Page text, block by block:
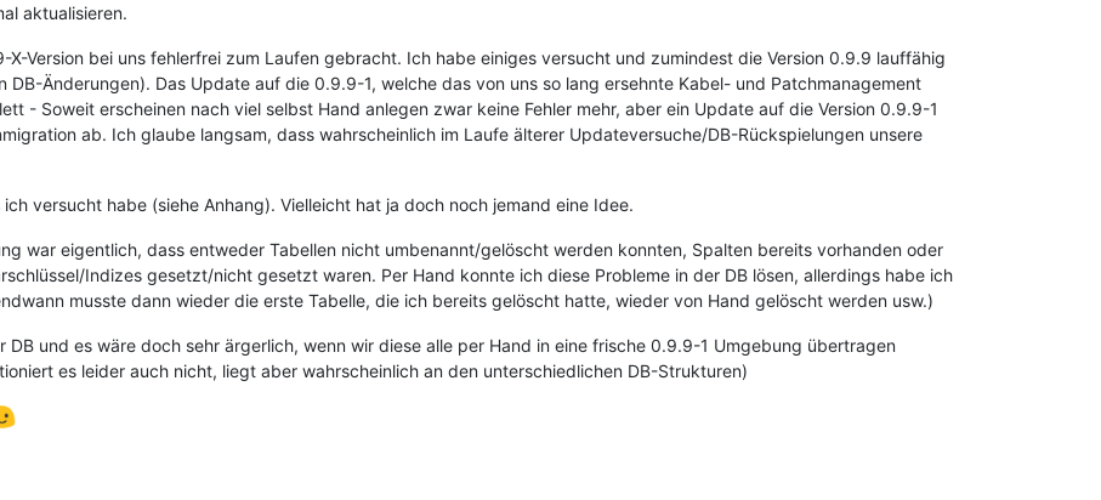
aktualisieren.
Version bei uns fehlerfrei zum Laufen gebracht. Ich habe einiges versucht und zumindest die Version 0.9.9 lauffähig
DB-Änderungen). Das Update auf die 0.9.9-1, welche das von uns so lang ersehnte Kabel- und Patchmanagement
- Soweit erscheinen nach viel selbst Hand anlegen zwar keine Fehler mehr, aber ein Update auf die Version 0.9.9-1
ab. Ich glaube langsam, dass wahrscheinlich im Laufe älterer Updateversuche/DB-Rückspielungen unsere
versucht habe (siehe Anhang). Vielleicht hat ja doch noch jemand eine Idee.
war eigentlich, dass entweder Tabellen nicht umbenannt/gelöscht werden konnten, Spalten bereits vorhanden oder
Indizes gesetzt/nicht gesetzt waren. Per Hand konnte ich diese Probleme in der DB lösen, allerdings habe ich
musste dann wieder die erste Tabelle, die ich bereits gelöscht hatte, wieder von Hand gelöscht werden usw.)
und es wäre doch sehr ärgerlich, wenn wir diese alle per Hand in eine frische 0.9.9-1 Umgebung übertragen
es leider auch nicht, liegt aber wahrscheinlich an den unterschiedlichen DB-Strukturen)